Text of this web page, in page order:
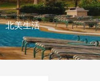
北美生活